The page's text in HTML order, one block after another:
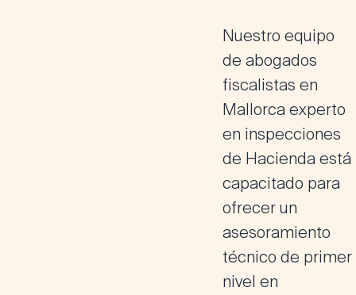
Nuestro equipo
de abogados
fiscalistas en
Mallorca experto
en inspecciones
de Hacienda está
capacitado para
ofrecer un
asesoramiento
técnico de primer
nivel en